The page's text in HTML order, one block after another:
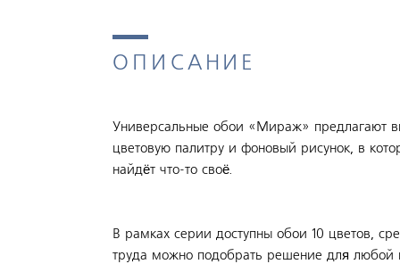
ОПИСАНИЕ
Универсальные обои «Мираж» предлагают
цветовую палитру и фоновый рисунок, в
найдёт что-то своё.
В рамках серии доступны обои 10 цветов,
труда можно подобрать решение для любой